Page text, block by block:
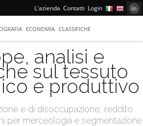
L'azienda Contatti Login
ECONOMIA CLASSIFICHE
analisi e
sul tessuto
e produttivo
e di disoccupazione, reddito
per merceologia e segmentazione